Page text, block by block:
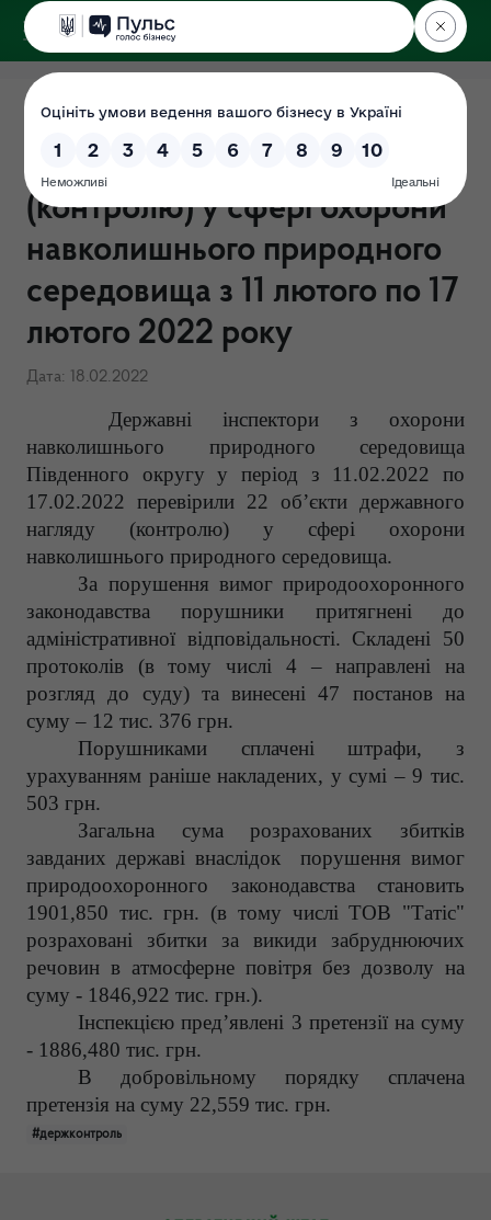
ДЕРЖЕКОІНСПЕКЦІЯ
Результати здійснення
державного нагляду
(контролю) у сфері охорони
навколишнього природного
середовища з 11 лютого по 17
лютого 2022 року
Дата: 18.02.2022
Державні інспектори з охорони
навколишнього природного середовища
Південного округу у період з 11.02.2022 по
17.02.2022 перевірили 22 об’єкти державного
нагляду (контролю) у сфері охорони
навколишнього природного середовища.
За порушення вимог природоохоронного
законодавства порушники притягнені до
адміністративної відповідальності. Складені 50
протоколів (в тому числі 4 – направлені на
розгляд до суду) та винесені 47 постанов на
суму – 12 тис. 376 грн.
Порушниками сплачені штрафи, з
урахуванням раніше накладених, у сумі – 9 тис.
503 грн.
Загальна сума розрахованих збитків
завданих державі внаслідок порушення вимог
природоохоронного законодавства становить
1901,850 тис. грн. (в тому числі ТОВ "Татіс"
розраховані збитки за викиди забруднюючих
речовин в атмосферне повітря без дозволу на
суму - 1846,922 тис. грн.).
Інспекцією пред’явлені 3 претензії на суму
- 1886,480 тис. грн.
В добровільному порядку сплачена
претензія на суму 22,559 тис. грн.
#держконтроль